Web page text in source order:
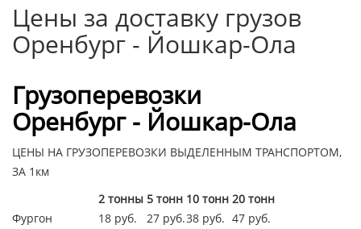
Цены за доставку грузов
Оренбург - Йошкар-Ола
Грузоперевозки
Оренбург - Йошкар-Ола
ЦЕНЫ НА ГРУЗОПЕРЕВОЗКИ ВЫДЕЛЕННЫМ ТРАНСПОРТОМ,
ЗА 1км
2 тонны 5 тонн 10 тонн 20 тонн
Фургон
18 руб. 27 руб.38 руб. 47 руб.